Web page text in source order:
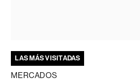
LAS MÁS VISITADAS
MERCADOS